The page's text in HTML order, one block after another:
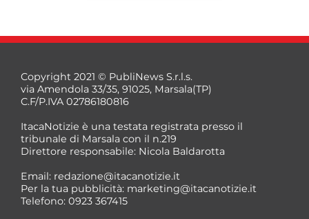
*
Copyright 2021 © PubliNews S.r.l.s.
via Amendola 33/35, 91025, Marsala(TP)
C.F/P.IVA 02786180816
ItacaNotizie è una testata registrata presso il
tribunale di Marsala con il n.219
Direttore responsabile: Nicola Baldarotta
Email: redazione@itacanotizie.it
Per la tua pubblicità: marketing@itacanotizie.it
Telefono: 0923 367415